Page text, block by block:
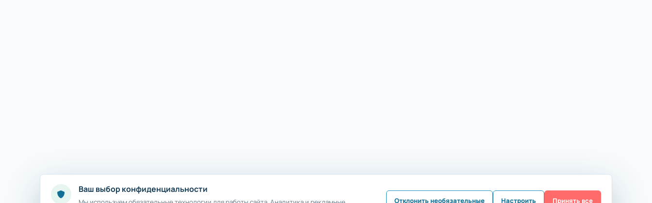
Ваш выбор конфиденциальности
Отклонить необязательные Настроить Принять все